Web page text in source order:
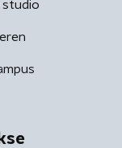
studio